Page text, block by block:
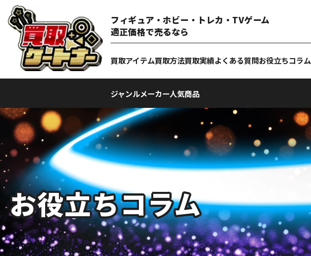
フィギュア・ホビー・トレカ・TVゲーム
適正価格で売るなら
買取アイテム買取方法買取実績よくある質問お役立ちコラム
ジャンルメーカー人気商品
お役立ちコラム